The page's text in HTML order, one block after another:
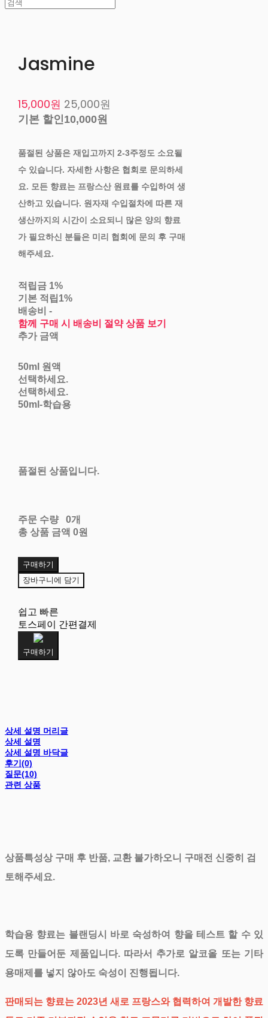
Jasmine
15,000원 25,000원
기본 할인10,000원
품절된 상품은 재입고까지 2-3주정도 소요될
수 있습니다. 자세한 사항은 협회로 문의하세
요. 모든 향료는 프랑스산 원료를 수입하여 생
산하고 있습니다. 원자재 수입절차에 따른 재
생산까지의 시간이 소요되니 많은 양의 향료
가 필요하신 분들은 미리 협회에 문의 후 구매
해주세요.
적립금 1%
기본 적립 1%
배송비 -
함께 구매 시 배송비 절약 상품 보기
추가 금액
50ml 원액
선택하세요.
선택하세요.
50ml-학습용
품절된 상품입니다.
주문 수량
0개
총 상품 금액 0원
구매하기
장바구니에 담기
쉽고 빠른
토스페이 간편결제
구매하기
상세 설명 머리글
상세 설명
상세 설명 바닥글
후기(0)
질문(10)
관련 상품
상품특성상 구매 후 반품, 교환 불가하오니 구매전 신중히 검
토해주세요.
학습용 향료는 블랜딩시 바로 숙성하여 향을 테스트 할 수 있
도록 만들어둔 제품입니다. 따라서 추가로 알코올 또는 기타
용매제를 넣지 않아도 숙성이 진행됩니다.
판매되는 향료는 2023년 새로 프랑스와 협력하여 개발한 향료